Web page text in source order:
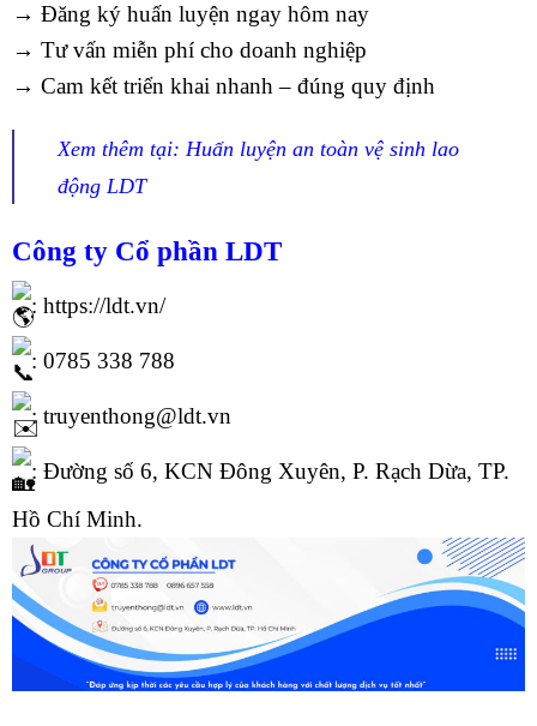
→ Đăng ký huấn luyện ngay hôm nay
→ Tư vấn miễn phí cho doanh nghiệp
→ Cam kết triển khai nhanh – đúng quy định
Xem thêm tại: Huấn luyện an toàn vệ sinh lao
động LDT
Công ty Cổ phần LDT
: https://ldt.vn/
: 0785 338 788
: truyenthong@ldt.vn
: Đường số 6, KCN Đông Xuyên, P. Rạch Dừa, TP.
Hồ Chí Minh.